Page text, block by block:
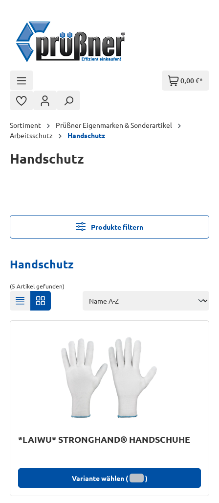
0,00 €*
Sortiment
Prüßner Eigenmarken & Sonderartikel
Arbeitsschutz
Handschutz
Handschutz
Produkte filtern
Handschutz
(5 Artikel gefunden)
*LAIWU* STRONGHAND® HANDSCHUHE
Variante wählen ( )